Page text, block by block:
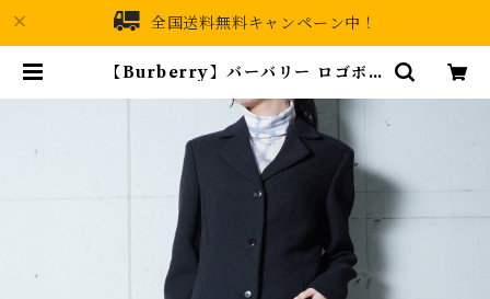
全国送料無料キャンペーン中！
【Burberry】バーバリー ロゴボタ
k | MIXHIVE